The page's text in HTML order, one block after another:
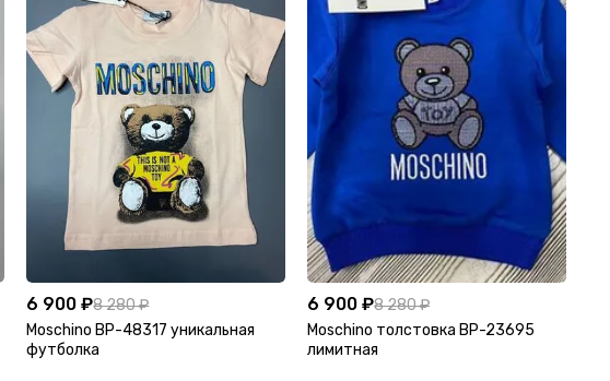
6 900 ₽8 280 ₽
Moschino BP-48317 уникальная
футболка
6 900 ₽8 280 ₽
Moschino толстовка BP-23695
лимитная